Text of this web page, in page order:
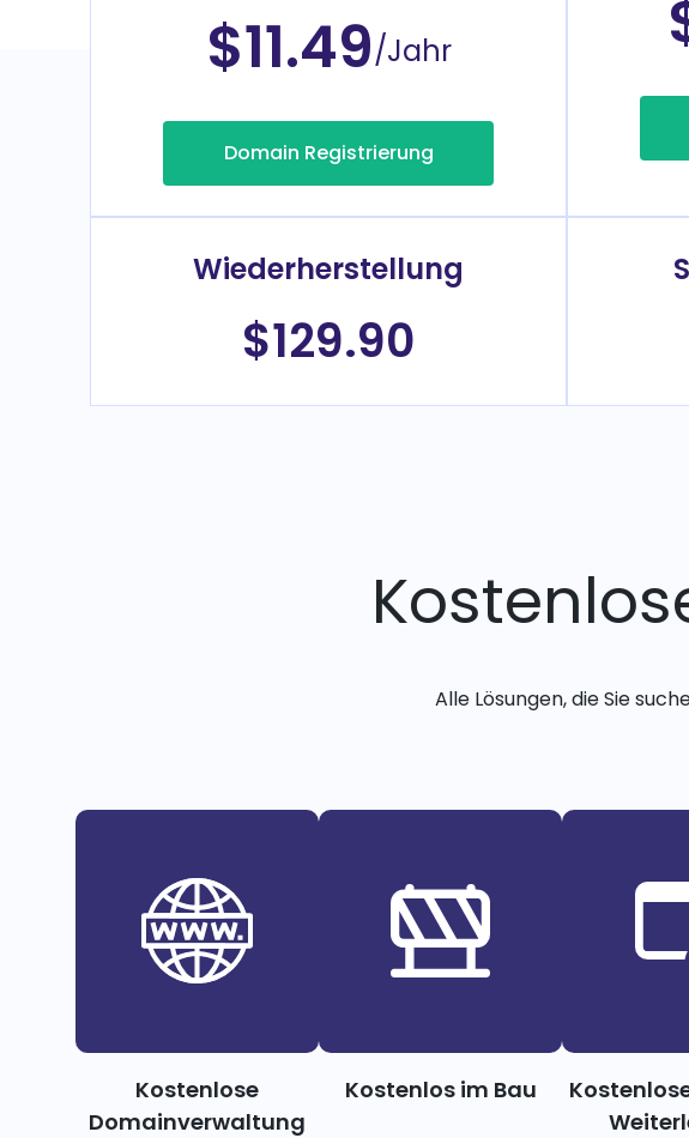
$11.49/Jahr
Domain Registrierung
Wiederherstellung
$129.90
Alle Lösungen, die Sie
Kostenlose
Domainverwaltung
Kostenlos im Bau